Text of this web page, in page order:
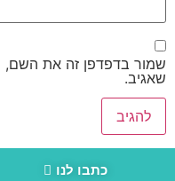
שמור בדפדפן זה את השם,
שאגיב.
כתבו לנו